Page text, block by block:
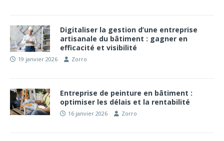
Digitaliser la gestion d’une entreprise
artisanale du bâtiment : gagner en
efficacité et visibilité
19 janvier 2026 Zorro
Entreprise de peinture en bâtiment :
optimiser les délais et la rentabilité
16 janvier 2026 Zorro